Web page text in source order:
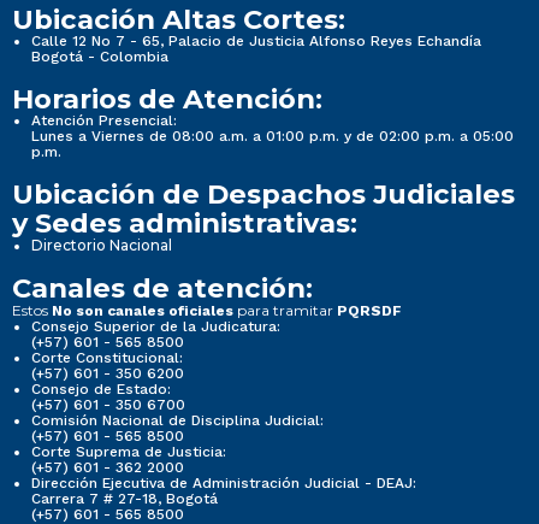
Ubicación Altas Cortes:
Calle 12 No 7 - 65, Palacio de Justicia Alfonso Reyes Echandía
Bogotá - Colombia
Horarios de Atención:
Atención Presencial:
Lunes a Viernes de 08:00 a.m. a 01:00 p.m. y de 02:00 p.m. a 05:00
p.m.
Ubicación de Despachos Judiciales
y Sedes administrativas:
Directorio Nacional
Canales de atención:
Estos No son canales oficiales para tramitar PQRSDF
Consejo Superior de la Judicatura:
(+57) 601 - 565 8500
Corte Constitucional:
(+57) 601 - 350 6200
Consejo de Estado:
(+57) 601 - 350 6700
Comisión Nacional de Disciplina Judicial:
(+57) 601 - 565 8500
Corte Suprema de Justicia:
(+57) 601 - 362 2000
Dirección Ejecutiva de Administración Judicial - DEAJ:
Carrera 7 # 27-18, Bogotá
(+57) 601 - 565 8500